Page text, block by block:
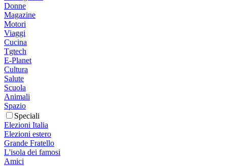
Donne
Magazine
Motori
Viaggi
Cucina
Tgtech
E-Planet
Cultura
Salute
Scuola
Animali
Spazio
Speciali
Elezioni Italia
Elezioni estero
Grande Fratello
L'isola dei famosi
Amici